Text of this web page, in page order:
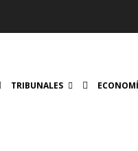
TRIBUNALES